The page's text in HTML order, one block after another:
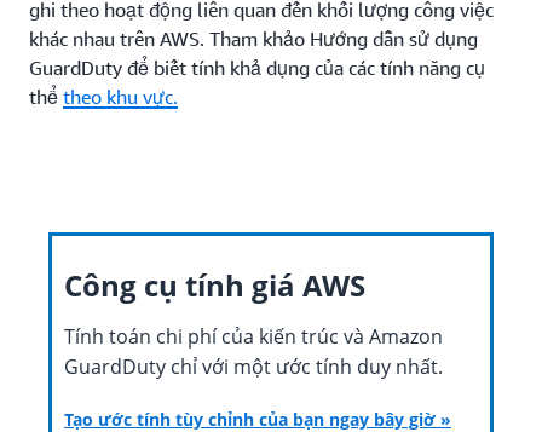
ghi theo hoạt động liên quan đến khối lượng công việc
khác nhau trên AWS. Tham khảo Hướng dẫn sử dụng
GuardDuty để biết tính khả dụng của các tính năng cụ
thể theo khu vực.
Công cụ tính giá AWS
Tính toán chi phí của kiến trúc và Amazon
GuardDuty chỉ với một ước tính duy nhất.
Tạo ước tính tùy chỉnh của bạn ngay bây giờ »